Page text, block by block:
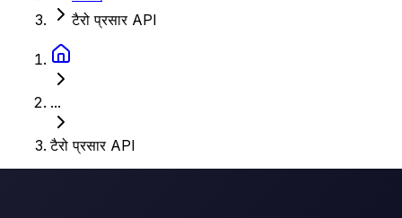
टैरो प्रसार API
...
टैरो प्रसार API